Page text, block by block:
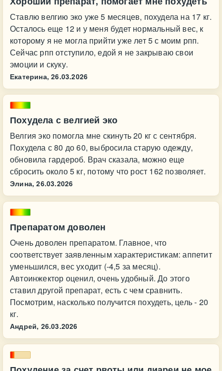
Ставлю велгию эко уже 5 месяцев, похудела на 17 кг.
Осталось еще 12 и у меня будет нормальный вес, к
которому я не могла прийти уже лет 5 с моим рпп.
Сейчас рпп отступило, едой я не закрываю свои
эмоции и скуку.
Екатерина, 26.03.2026
Похудела с велгией эко
Велгия эко помогла мне скинуть 20 кг с сентября.
Похудела с 80 до 60, выбросила старую одежду,
обновила гардероб. Врач сказала, можно еще
сбросить около 5 кг, потому что рост 162 позволяет.
Элина, 26.03.2026
Препаратом доволен
Очень доволен препаратом. Главное, что
соответствует заявленным характеристикам: аппетит
уменьшился, вес уходит (-4,5 за месяц).
Автоинжектор оценил, очень удобный. До этого
ставил другой препарат, есть с чем сравнить.
Посмотрим, насколько получится похудеть, цель - 20
кг.
Андрей, 26.03.2026